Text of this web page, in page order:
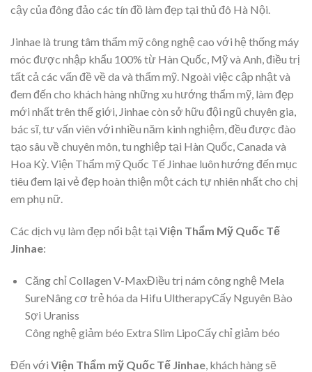
cậy của đông đảo các tín đồ làm đẹp tại thủ đô Hà Nội.
Jinhae là trung tâm thẩm mỹ công nghệ cao với hệ thống máy
móc được nhập khẩu 100% từ Hàn Quốc, Mỹ và Anh, điều trị
tất cả các vấn đề về da và thẩm mỹ. Ngoài việc cập nhật và
đem đến cho khách hàng những xu hướng thẩm mỹ, làm đẹp
mới nhất trên thế giới, Jinhae còn sở hữu đội ngũ chuyên gia,
bác sĩ, tư vấn viên với nhiều năm kinh nghiệm, đều được đào
tạo sâu về chuyên môn, tu nghiệp tại Hàn Quốc, Canada và
Hoa Kỳ. Viện Thẩm mỹ Quốc Tế Jinhae luôn hướng đến mục
tiêu đem lại vẻ đẹp hoàn thiện một cách tự nhiên nhất cho chị
em phụ nữ.
Các dịch vụ làm đẹp nổi bật tại Viện Thẩm Mỹ Quốc Tế
Jinhae:
Căng chỉ Collagen V-MaxĐiều trị nám công nghệ Mela
SureNâng cơ trẻ hóa da Hifu UltherapyCấy Nguyên Bào
Sợi Uraniss
Công nghệ giảm béo Extra Slim LipoCấy chỉ giảm béo
Đến với Viện Thẩm mỹ Quốc Tế Jinhae , khách hàng sẽ